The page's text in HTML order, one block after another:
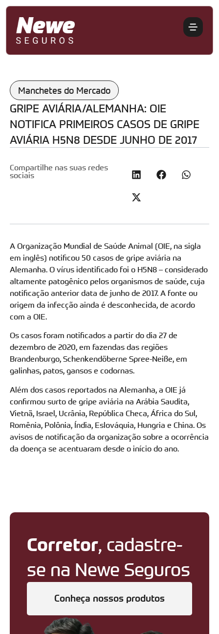
Manchetes do Mercado
GRIPE AVIÁRIA/ALEMANHA: OIE
NOTIFICA PRIMEIROS CASOS DE GRIPE
AVIÁRIA H5N8 DESDE JUNHO DE 2017
Compartilhe nas suas redes
sociais
A Organização Mundial de Saúde Animal (OIE, na sigla
em inglês) notificou 50 casos de gripe aviária na
Alemanha. O vírus identificado foi o H5N8 – considerado
altamente patogênico pelos organismos de saúde, cuja
notificação anterior data de junho de 2017. A fonte ou
origem da infecção ainda é desconhecida, de acordo
com a OIE.
Os casos foram notificados a partir do dia 27 de
dezembro de 2020, em fazendas das regiões
Brandenburgo, Schenkendöberne Spree-Neiße, em
galinhas, patos, gansos e codornas.
Além dos casos reportados na Alemanha, a OIE já
confirmou surto de gripe aviária na Arábia Saudita,
Vietnã, Israel, Ucrânia, República Checa, África do Sul,
Romênia, Polônia, Índia, Eslováquia, Hungria e China. Os
avisos de notificação da organização sobre a ocorrência
da doença se acentuaram desde o início do ano.
Corretor, cadastre-
se na Newe Seguros
Conheça nossos produtos